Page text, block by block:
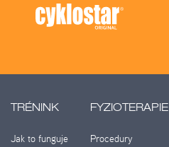
TRÉNINK
Jak to funguje
FYZIOTERAPIE
Procedury